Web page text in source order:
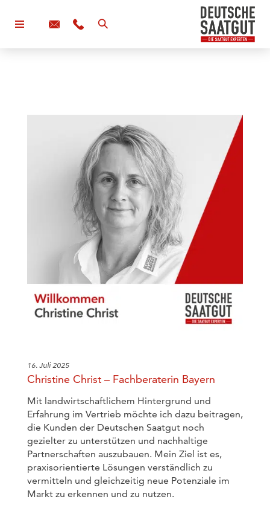
16. Juli 2025
Christine Christ – Fachberaterin Bayern
Mit landwirtschaftlichem Hintergrund und
Erfahrung im Vertrieb möchte ich dazu beitragen,
die Kunden der Deutschen Saatgut noch
gezielter zu unterstützen und nachhaltige
Partnerschaften auszubauen. Mein Ziel ist es,
praxisorientierte Lösungen verständlich zu
vermitteln und gleichzeitig neue Potenziale im
Markt zu erkennen und zu nutzen.